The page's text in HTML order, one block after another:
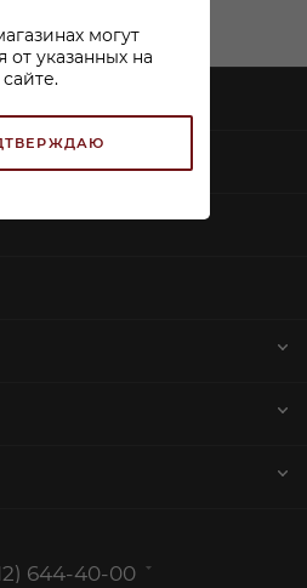
могут
от указанных на
сайте.
644-40-00